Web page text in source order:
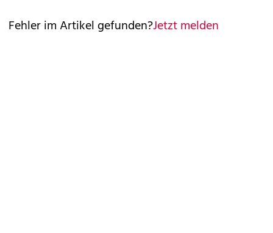
Fehler im Artikel gefunden?Jetzt melden